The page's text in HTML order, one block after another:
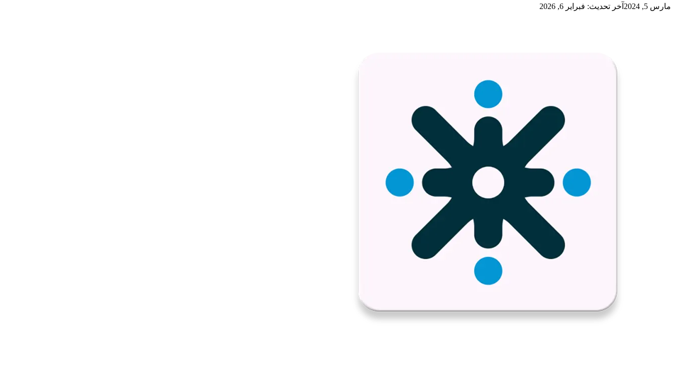
مارس 5, 2024 آخر تحديث: فبراير 6, 2026